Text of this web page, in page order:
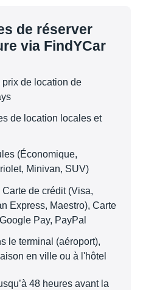
de réserver
via FindYCar
de location de
de location locales et
(Économique,
Minivan, SUV)
de crédit (Visa,
Express, Maestro), Carte
Pay, PayPal
le terminal (aéroport),
en ville ou à l'hôtel
48 heures avant la